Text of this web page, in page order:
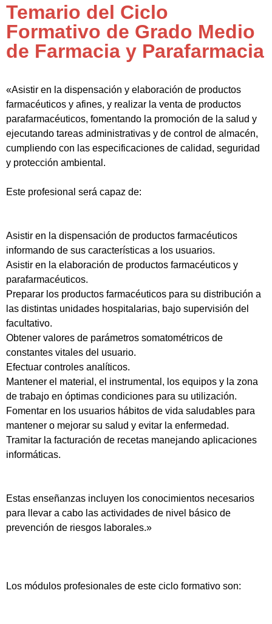
Temario del Ciclo
Formativo de Grado Medio
de Farmacia y Parafarmacia
«Asistir en la dispensación y elaboración de productos
farmacéuticos y afines, y realizar la venta de productos
parafarmacéuticos, fomentando la promoción de la salud y
ejecutando tareas administrativas y de control de almacén,
cumpliendo con las especificaciones de calidad, seguridad
y protección ambiental.
Este profesional será capaz de:
Asistir en la dispensación de productos farmacéuticos
informando de sus características a los usuarios.
Asistir en la elaboración de productos farmacéuticos y
parafarmacéuticos.
Preparar los productos farmacéuticos para su distribución a
las distintas unidades hospitalarias, bajo supervisión del
facultativo.
Obtener valores de parámetros somatométricos de
constantes vitales del usuario.
Efectuar controles analíticos.
Mantener el material, el instrumental, los equipos y la zona
de trabajo en óptimas condiciones para su utilización.
Fomentar en los usuarios hábitos de vida saludables para
mantener o mejorar su salud y evitar la enfermedad.
Tramitar la facturación de recetas manejando aplicaciones
informáticas.
Estas enseñanzas incluyen los conocimientos necesarios
para llevar a cabo las actividades de nivel básico de
prevención de riesgos laborales.»
Los módulos profesionales de este ciclo formativo son: